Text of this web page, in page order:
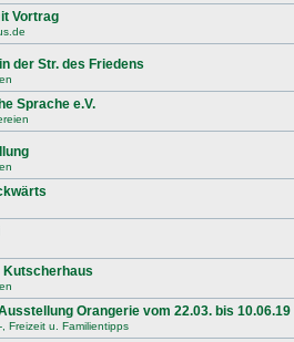
Vortrag
der Str. des Friedens
Sprache e.V.
Orangerie vom 22.03. bis 10.06.19
Freizeit u. Familientipps